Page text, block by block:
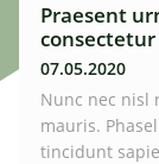
Praesent
07.05.2020
Nunc nec nisl
mauris.
tincidunt